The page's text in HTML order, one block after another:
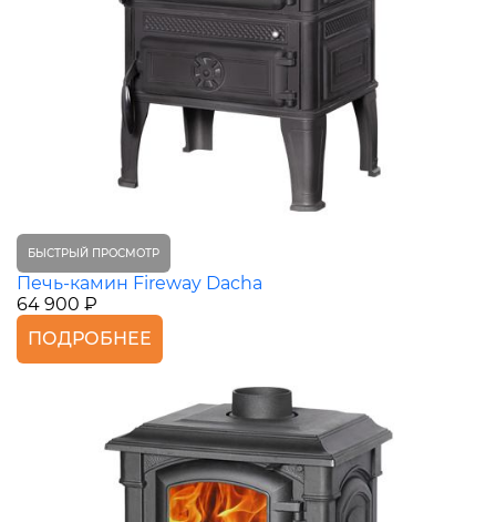
БЫСТРЫЙ ПРОСМОТР
Печь-камин Fireway Dacha
64 900 ₽
ПОДРОБНЕЕ